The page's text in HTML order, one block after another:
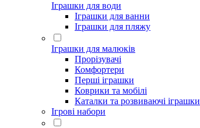
Іграшки для води
Іграшки для ванни
Іграшки для пляжу
Іграшки для малюків
Прорізувачі
Комфортери
Перші іграшки
Коврики та мобілі
Каталки та розвиваючі іграшки
Ігрові набори